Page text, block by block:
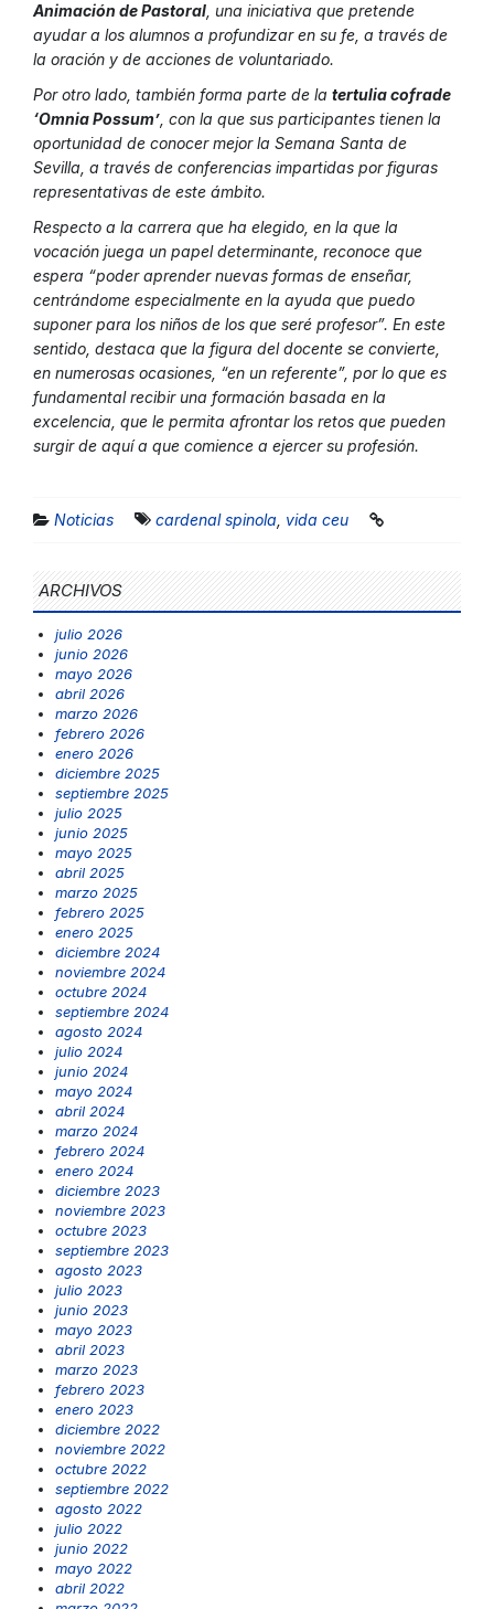
Animación de Pastoral , una iniciativa que pretende
ayudar a los alumnos a profundizar en su fe, a través de
la oración y de acciones de voluntariado.
Por otro lado, también forma parte de la tertulia cofrade
‘Omnia Possum’ , con la que sus participantes tienen la
oportunidad de conocer mejor la Semana Santa de
Sevilla, a través de conferencias impartidas por figuras
representativas de este ámbito.
Respecto a la carrera que ha elegido, en la que la
vocación juega un papel determinante, reconoce que
espera “poder aprender nuevas formas de enseñar,
centrándome especialmente en la ayuda que puedo
suponer para los niños de los que seré profesor”. En este
sentido, destaca que la figura del docente se convierte,
en numerosas ocasiones, “en un referente”, por lo que es
fundamental recibir una formación basada en la
excelencia, que le permita afrontar los retos que pueden
surgir de aquí a que comience a ejercer su profesión.
Noticias cardenal spinola vida ceu
ARCHIVOS
julio 2026
junio 2026
mayo 2026
abril 2026
marzo 2026
febrero 2026
enero 2026
diciembre 2025
septiembre 2025
julio 2025
junio 2025
mayo 2025
abril 2025
marzo 2025
febrero 2025
enero 2025
diciembre 2024
noviembre 2024
octubre 2024
septiembre 2024
agosto 2024
julio 2024
junio 2024
mayo 2024
abril 2024
marzo 2024
febrero 2024
enero 2024
diciembre 2023
noviembre 2023
octubre 2023
septiembre 2023
agosto 2023
julio 2023
junio 2023
mayo 2023
abril 2023
marzo 2023
febrero 2023
enero 2023
diciembre 2022
noviembre 2022
octubre 2022
septiembre 2022
agosto 2022
julio 2022
junio 2022
mayo 2022
abril 2022